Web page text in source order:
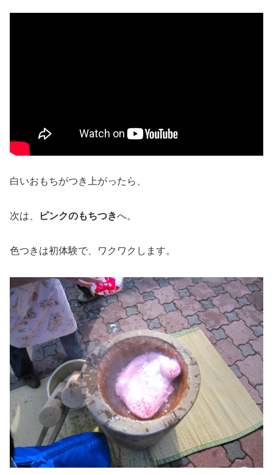
白いおもちがつき上がったら、
次は、 ピンクのもちつきへ。
色つきは初体験で、ワクワクします。